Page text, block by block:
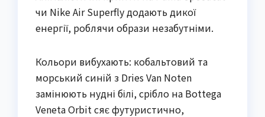
чи Nike Air Superfly додають дикої
енергії, роблячи образи незабутніми.
Кольори вибухають: кобальтовий та
морський синій з Dries Van Noten
замінюють нудні білі, срібло на Bottega
Veneta Orbit сяє футуристично,